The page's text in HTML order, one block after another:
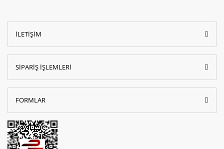
İLETİŞİM
SİPARİŞ İŞLEMLERİ
FORMLAR